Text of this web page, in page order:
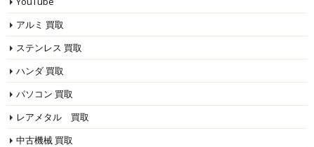
アルミ 買取
ステンレス 買取
ハンダ 買取
パソコン 買取
レアメタル 買取
中古機械 買取